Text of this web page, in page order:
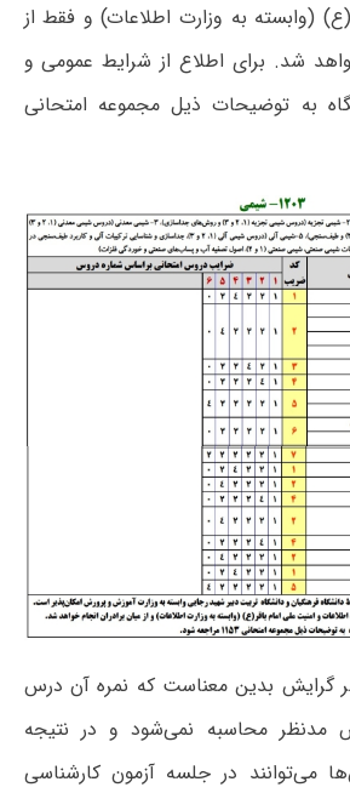
(وابسته به وزارت اطلاعات) و فقط از
شد. برای اطلاع از شرایط عمومی و
به توضیحات ذیل مجموعه امتحانی
بدین معناست که نمره آن درس
مدنظر محاسبه نمی‌شود و در نتیجه
می‌توانند در جلسه آزمون کارشناسی